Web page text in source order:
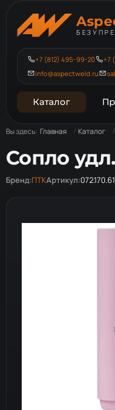
+7 (812) 495-99-20 +7
info@aspectweld.ru
Каталог
Вы здесь: Главная Каталог
Сопло
Бренд:ПТКАртикул: